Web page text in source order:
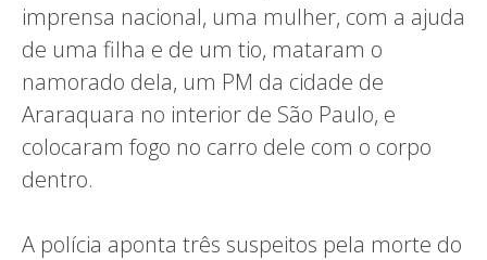
imprensa nacional, uma mulher, com a ajuda
de uma filha e de um tio, mataram o
namorado dela, um PM da cidade de
Araraquara no interior de São Paulo, e
colocaram fogo no carro dele com o corpo
dentro.
A polícia aponta três suspeitos pela morte do